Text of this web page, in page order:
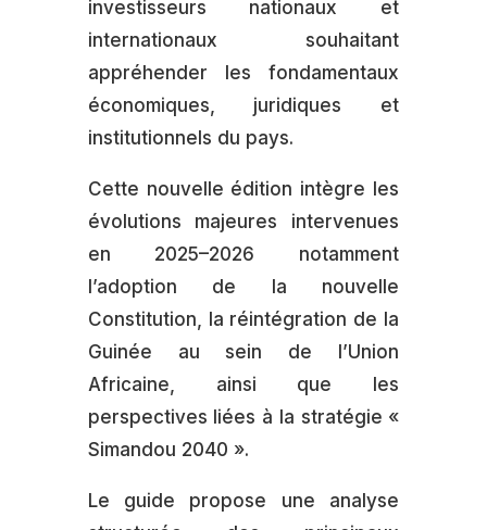
investisseurs nationaux et
internationaux souhaitant
appréhender les fondamentaux
économiques, juridiques et
institutionnels du pays.
Cette nouvelle édition intègre les
évolutions majeures intervenues
en 2025–2026 notamment
l’adoption de la nouvelle
Constitution, la réintégration de la
Guinée au sein de l’Union
Africaine, ainsi que les
perspectives liées à la stratégie «
Simandou 2040 ».
Le guide propose une analyse